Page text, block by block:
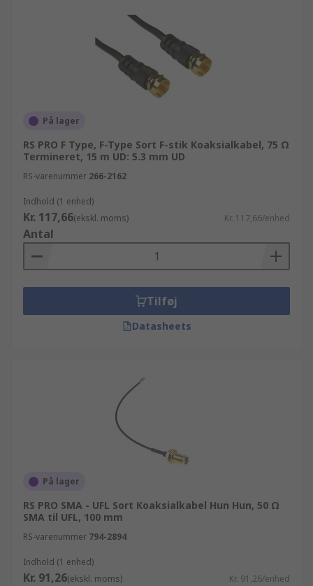
På lager
RS PRO F Type, F-Type Sort F-stik Koaksialkabel, 75 Ω
Termineret, 15 m UD: 5.3 mm UD
RS-varenummer 266-2162
Indhold (1 enhed)
Kr. 117,66(ekskl. moms) Kr. 117,66/enhed
Antal
Tilføj
Datasheets
På lager
RS PRO SMA - UFL Sort Koaksialkabel Hun Hun, 50 Ω
SMA til UFL, 100 mm
RS-varenummer 794-2894
Indhold (1 enhed)
Kr. 91,26(ekskl. moms) Kr. 91,26/enhed